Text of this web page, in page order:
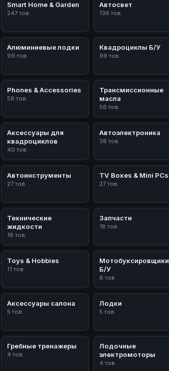
Smart Home & Garden
247 тов.
Автосвет
136 тов.
Алюминиевые лодки
99 тов.
Квадроциклы Б/У
99 тов.
Phones & Accessories
58 тов.
Трансмиссионные
масла
56 тов.
Аксессуары для
квадроциклов
40 тов.
Автоэлектроника
38 тов.
Автоинструменты
27 тов.
TV Boxes & Mini PCs
27 тов.
Технические
жидкости
18 тов.
Запчасти
18 тов.
Toys & Hobbies
11 тов.
Мотобуксировщики
Б/У
8 тов.
Аксессуары салона
5 тов.
Лодки
5 тов.
Гребные тренажеры
4 тов.
Лодочные
электромоторы
4 тов.